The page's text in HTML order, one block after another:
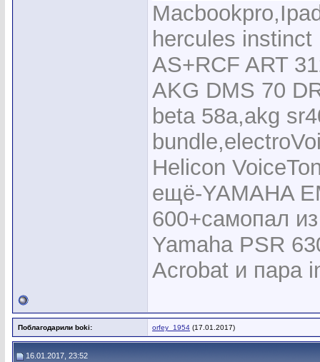
hercules
AS+RCF ART
AKG DMS 70
beta 58a,akg
Helicon
ещё-YAMAHA
600+самопал
Yamaha PSR
Acrobat и пара
Поблагодарили boki: orfey_1954 (17.01.2017)
16.01.2017, 23:52